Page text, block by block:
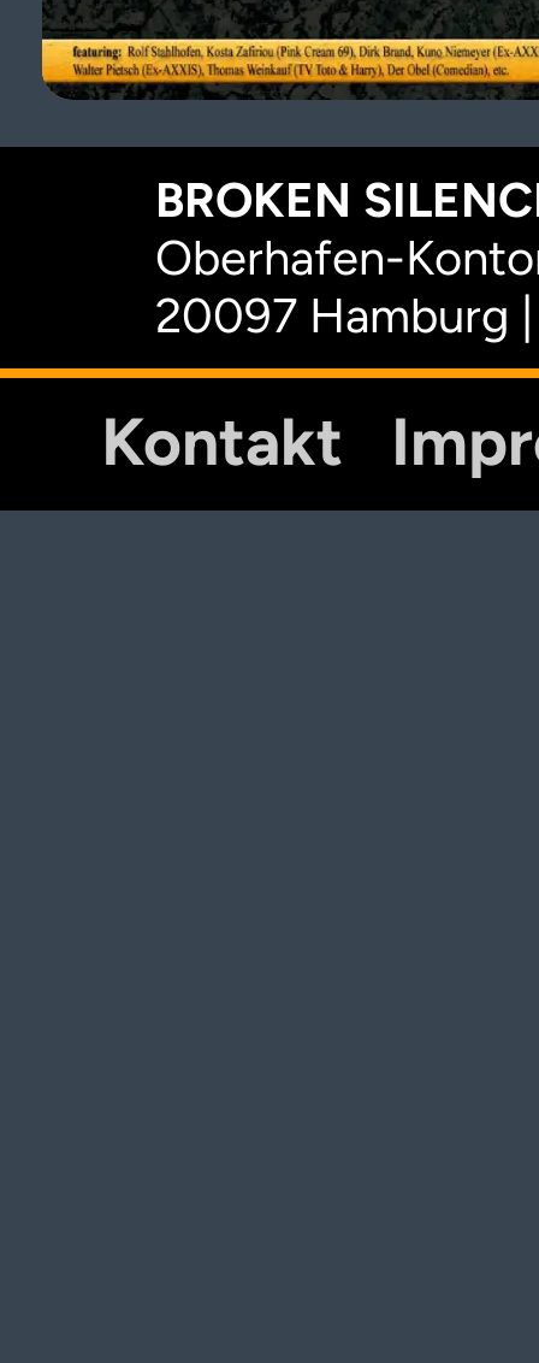
BROKEN
Oberhafen-
20097 Hamburg
Kontakt